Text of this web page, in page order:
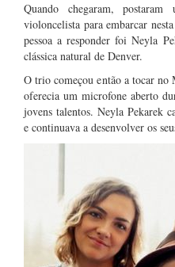
Quando chegaram,
violoncelista para embarcar
pessoa a responder foi Neyla
clássica natural de Denver.
O trio começou então a tocar
oferecia um microfone aberto
jovens talentos. Neyla Pekarek
e continuava a desenvolver os